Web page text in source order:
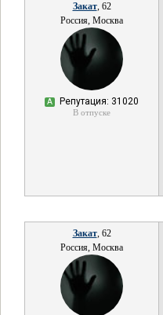
Закат, 62
Россия, Москва
А Репутация: 31020
В отпуске
Закат, 62
Россия, Москва